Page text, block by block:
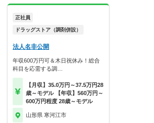
正社員
ドラッグストア（調剤併設）
法人名非公開
年収600万円可＆木日祝休み！総合
科目を応需する調…
【月収】35.0万円～37.5万円28
歳～モデル 【年収】560万円～
600万円程度 28歳～モデル
山形県 寒河江市